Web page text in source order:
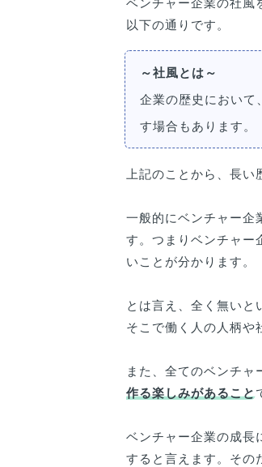
ベンチャー企業の社風
以下の通りです。
～社風とは～
企業の歴史において
す場合もあります。
上記のことから、長い
一般的にベンチャー企
す。つまりベンチャー
いことが分かります。
とは言え、全く無いと
そこで働く人の人柄や
また、全てのベンチャ
作る楽しみがあること
ベンチャー企業の成長
すると言えます。その